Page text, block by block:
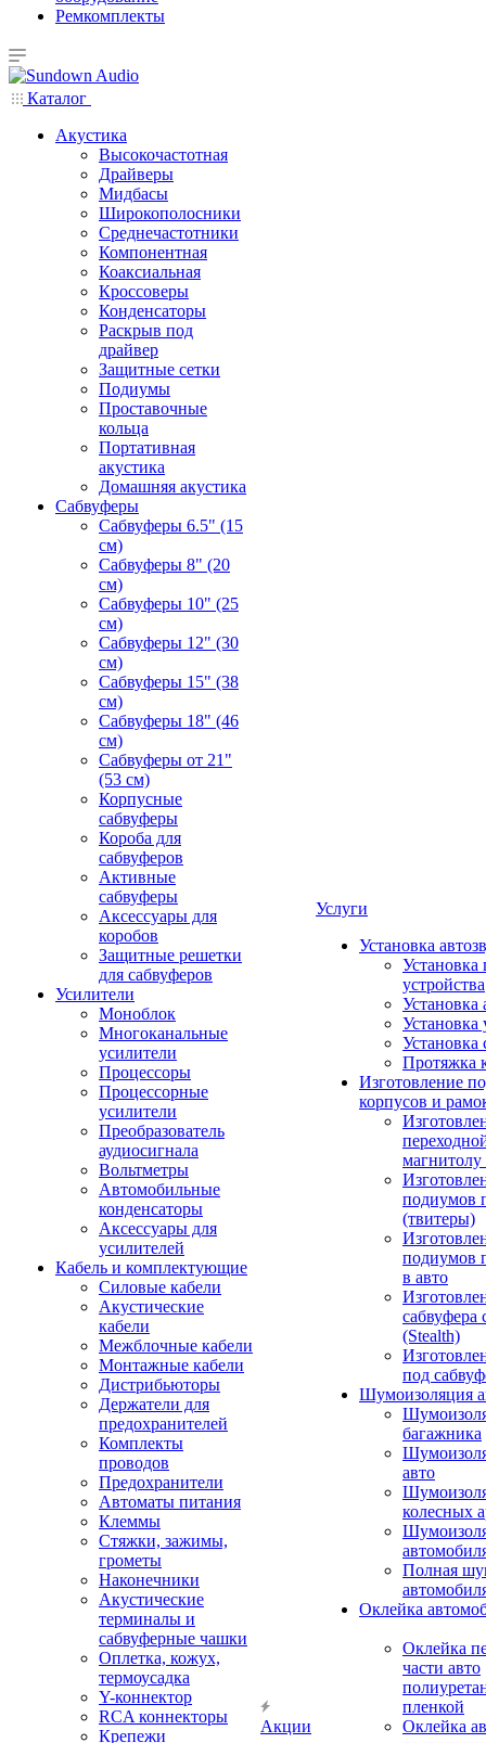
Ремкомплекты
Каталог
Акустика
Высокочастотная
Драйверы
Мидбасы
Широкополосники
Среднечастотники
Компонентная
Коаксиальная
Кроссоверы
Конденсаторы
Раскрыв под
драйвер
Защитные сетки
Подиумы
Проставочные
кольца
Портативная
акустика
Домашняя акустика
Сабвуферы
Сабвуферы 6.5" (15
см)
Сабвуферы 8" (20
см)
Сабвуферы 10" (25
см)
Сабвуферы 12" (30
см)
Сабвуферы 15" (38
см)
Сабвуферы 18" (46
см)
Сабвуферы от 21"
(53 см)
Корпусные
сабвуферы
Короба для
сабвуферов
Активные
сабвуферы
Аксессуары для
коробов
Защитные решетки
для сабвуферов
Усилители
Моноблок
Многоканальные
усилители
Процессоры
Процессорные
усилители
Преобразователь
аудиосигнала
Вольтметры
Автомобильные
конденсаторы
Аксессуары для
усилителей
Кабель и комплектующие
Силовые кабели
Акустические
кабели
Межблочные кабели
Монтажные кабели
Дистрибьюторы
Держатели для
предохранителей
Комплекты
проводов
Предохранители
Автоматы питания
Клеммы
Стяжки, зажимы,
грометы
Наконечники
Акустические
терминалы и
сабвуферные чашки
Оплетка, кожух,
термоусадка
Y-коннектор
RCA коннекторы
Крепежи
Акции
Услуги
Установка
Установка
устройства
Установка
Установка
Установка
Протяжка
Изготовление
корпусов и
подиумов
(твитеры)
подиумов
в авто
сабвуфера
(Stealth)
под
Шумоизоляция
багажника
авто
колесных
Полная
Оклейка
Оклейка
части авто
пленкой
Оклейка